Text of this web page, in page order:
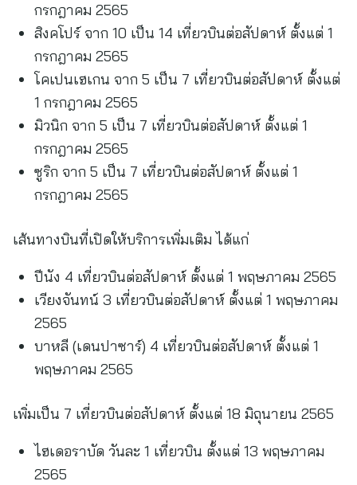
กรกฎาคม 2565
สิงคโปร์ จาก 10 เป็น 14 เที่ยวบินต่อสัปดาห์ ตั้งแต่ 1
กรกฎาคม 2565
โคเปนเฮเกน จาก 5 เป็น 7 เที่ยวบินต่อสัปดาห์ ตั้งแต่
1 กรกฎาคม 2565
มิวนิก จาก 5 เป็น 7 เที่ยวบินต่อสัปดาห์ ตั้งแต่ 1
กรกฎาคม 2565
ซูริก จาก 5 เป็น 7 เที่ยวบินต่อสัปดาห์ ตั้งแต่ 1
กรกฎาคม 2565
เส้นทางบินที่เปิดให้บริการเพิ่มเติม ได้แก่
ปีนัง 4 เที่ยวบินต่อสัปดาห์ ตั้งแต่ 1 พฤษภาคม 2565
เวียงจันทน์ 3 เที่ยวบินต่อสัปดาห์ ตั้งแต่ 1 พฤษภาคม
2565
บาหลี (เดนปาซาร์) 4 เที่ยวบินต่อสัปดาห์ ตั้งแต่ 1
พฤษภาคม 2565
เพิ่มเป็น 7 เที่ยวบินต่อสัปดาห์ ตั้งแต่ 18 มิถุนายน 2565
ไฮเดอราบัด วันละ 1 เที่ยวบิน ตั้งแต่ 13 พฤษภาคม
2565